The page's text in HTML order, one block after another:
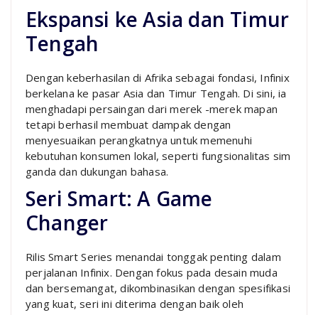
Ekspansi ke Asia dan Timur
Tengah
Dengan keberhasilan di Afrika sebagai fondasi, Infinix
berkelana ke pasar Asia dan Timur Tengah. Di sini, ia
menghadapi persaingan dari merek -merek mapan
tetapi berhasil membuat dampak dengan
menyesuaikan perangkatnya untuk memenuhi
kebutuhan konsumen lokal, seperti fungsionalitas sim
ganda dan dukungan bahasa.
Seri Smart: A Game
Changer
Rilis Smart Series menandai tonggak penting dalam
perjalanan Infinix. Dengan fokus pada desain muda
dan bersemangat, dikombinasikan dengan spesifikasi
yang kuat, seri ini diterima dengan baik oleh